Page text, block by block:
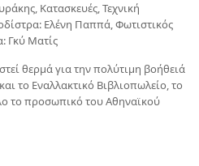
Κατασκευές, Τεχνική
Ελένη Παππά, Φωτιστικός
Γκύ Ματίς
θερμά για την πολύτιμη βοήθειά
το Εναλλακτικό Βιβλιοπωλείο, το
το προσωπικό του Αθηναϊκού